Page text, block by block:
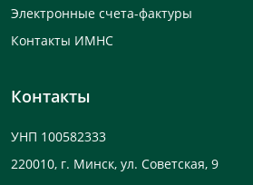
Электронные счета-фактуры
Контакты ИМНС
Контакты
УНП 100582333
220010, г. Минск, ул. Советская, 9